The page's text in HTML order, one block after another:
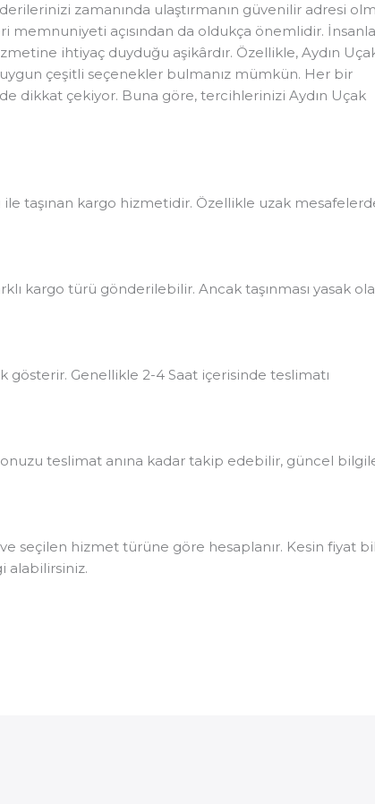
zamanında ulaştırmanın güvenilir adresi
memnuniyeti açısından da oldukça önemlidir.
ihtiyaç duyduğu aşikârdır. Özellikle, Aydın
çeşitli seçenekler bulmanız mümkün. Her bir
dikkat çekiyor. Buna göre, tercihlerinizi Aydın Uçak
ile taşınan kargo hizmetidir. Özellikle uzak
kargo türü gönderilebilir. Ancak taşınması yasak
gösterir. Genellikle 2-4 Saat içerisinde teslimatı
teslimat anına kadar takip edebilir, güncel
seçilen hizmet türüne göre hesaplanır. Kesin fiyat
alabilirsiniz.